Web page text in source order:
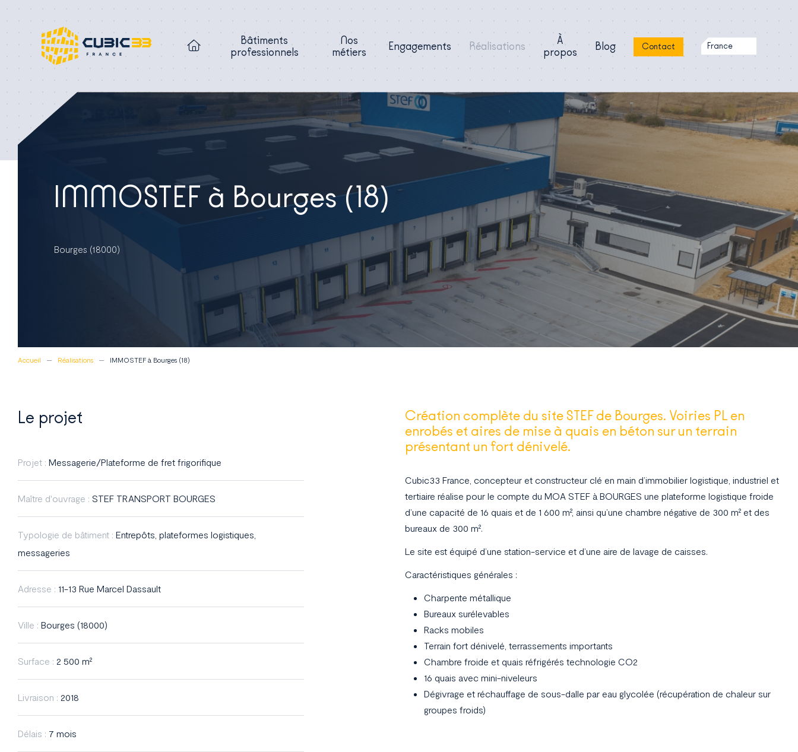
Bâtiments
professionnels
Nos
métiers
Engagements Réalisations
À
propos
Blog Contact France
IMMOSTEF à Bourges (18)
Bourges (18000)
Accueil Réalisations IMMOSTEF à Bourges (18)
Le projet
Projet : Messagerie/Plateforme de fret frigorifique
Maître d'ouvrage : STEF TRANSPORT BOURGES
Typologie de bâtiment : Entrepôts, plateformes logistiques,
messageries
Adresse : 11-13 Rue Marcel Dassault
Ville : Bourges (18000)
Surface : 2 500 m²
Livraison : 2018
Délais : 7 mois
Création complète du site STEF de Bourges. Voiries PL en
enrobés et aires de mise à quais en béton sur un terrain
présentant un fort dénivelé.
Cubic33 France, concepteur et constructeur clé en main d’immobilier logistique, industriel et
tertiaire réalise pour le compte du MOA STEF à BOURGES une plateforme logistique froide
d’une capacité de 16 quais et de 1 600 m², ainsi qu’une chambre négative de 300 m² et des
bureaux de 300 m².
Le site est équipé d’une station-service et d’une aire de lavage de caisses.
Caractéristiques générales :
Charpente métallique
Bureaux surélevables
Racks mobiles
Terrain fort dénivelé, terrassements importants
Chambre froide et quais réfrigérés technologie CO2
16 quais avec mini-niveleurs
Dégivrage et réchauffage de sous-dalle par eau glycolée (récupération de chaleur sur
groupes froids)